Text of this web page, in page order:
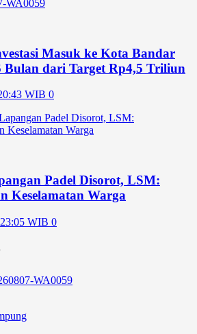
Masuk ke Kota Bandar
Bulan dari Target Rp4,5 Triliun
WIB 0
Padel Disorot, LSM:
Keselamatan Warga
WIB 0